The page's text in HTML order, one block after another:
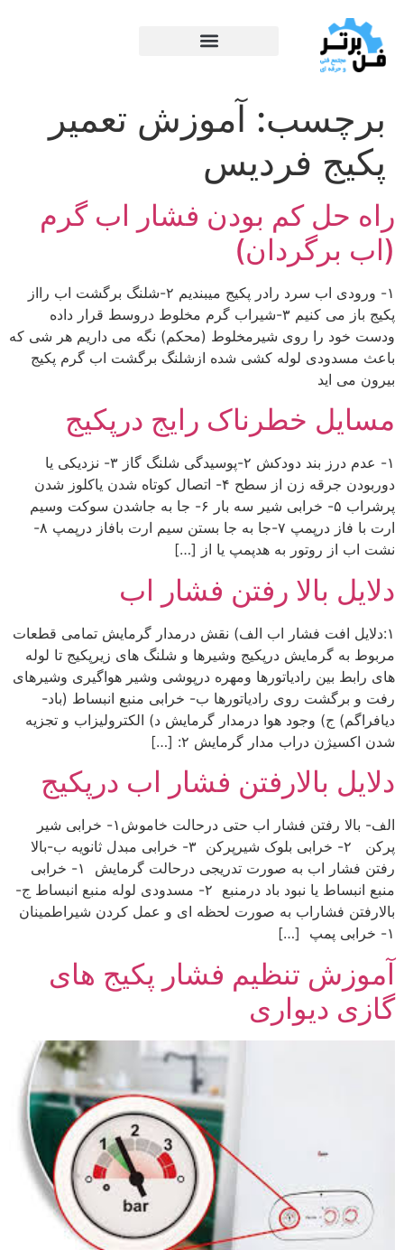
برچسب: آموزش تعمیر
پکیج فردیس
راه حل کم بودن فشار اب گرم
(اب برگردان)
۱- ورودی اب سرد رادر پکیج میبندیم ۲-شلنگ برگشت اب رااز
پکیج باز می کنیم ۳-شیراب گرم مخلوط دروسط قرار داده
ودست خود را روی شیرمخلوط (محکم) نگه می داریم هر شی که
باعث مسدودی لوله کشی شده ازشلنگ برگشت اب گرم پکیج
بیرون می اید
مسایل خطرناک رایج درپکیج
۱- عدم درز بند دودکش ۲-پوسیدگی شلنگ گاز ۳- نزدیکی یا
دوربودن جرقه زن از سطح ۴- اتصال کوتاه شدن یاکلوز شدن
پرشراب ۵- خرابی شیر سه بار ۶- جا به جاشدن سوکت وسیم
ارت با فاز درپمپ ۷-جا به جا بستن سیم ارت بافاز درپمپ ۸-
نشت اب از روتور به هدپمپ یا از […]
دلایل بالا رفتن فشار اب
۱:دلایل افت فشار اب الف) نقش درمدار گرمایش تمامی قطعات
مربوط به گرمایش درپکیج وشیرها و شلنگ های زیرپکیج تا لوله
های رابط بین رادیاتورها ومهره درپوشی وشیر هواگیری وشیرهای
رفت و برگشت روی رادیاتورها ب- خرابی منبع انبساط (باد-
دیافراگم) ج) وجود هوا درمدار گرمایش د) الکترولیزاب و تجزیه
شدن اکسیژن دراب مدار گرمایش ۲: […]
دلایل بالارفتن فشار اب درپکیج
الف- بالا رفتن فشار اب حتی درحالت خاموش۱- خرابی شیر
پرکن ۲- خرابی بلوک شیرپرکن ۳- خرابی مبدل ثانویه ب-بالا
رفتن فشار اب به صورت تدریجی درحالت گرمایش ۱- خرابی
منبع انبساط یا نبود باد درمنبع ۲- مسدودی لوله منبع انبساط ج-
بالارفتن فشاراب به صورت لحظه ای و عمل کردن شیراطمینان
۱- خرابی پمپ […]
آموزش تنظیم فشار پکیج های
گازی دیواری